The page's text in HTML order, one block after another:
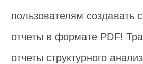
пользователям создавать
отчеты в формате PDF!
отчеты структурного